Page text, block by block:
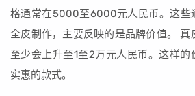
格通常在5000至6000元人民币。这些
全皮制作，主要反映的是品牌价值。 真
至少会上升至1至2万元人民币。这样
实惠的款式。